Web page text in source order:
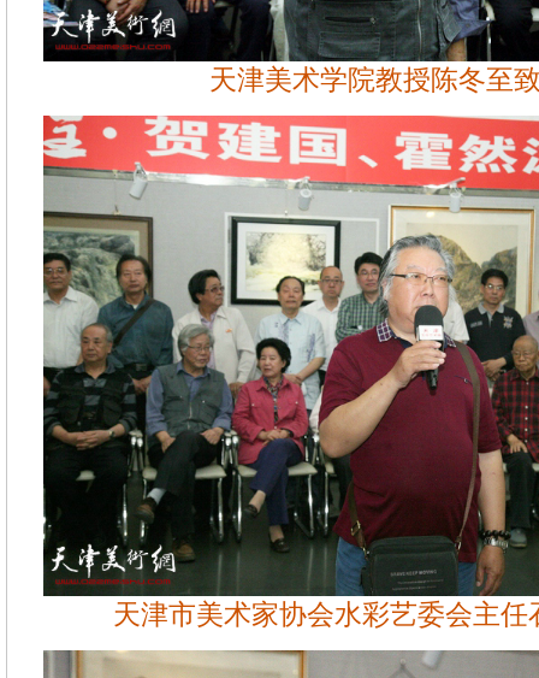
天津美术学院教授陈冬至
天津市美术家协会水彩艺委会主任